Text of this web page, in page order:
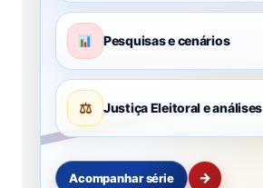
Pesquisas e cenários
⚖ Justiça Eleitoral e análises
Acompanhar série →